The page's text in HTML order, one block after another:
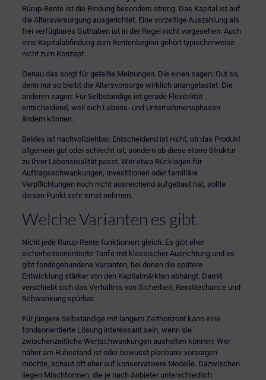
Rürup-Rente ist die Bindung besonders streng. Das Kapital ist auf
die Altersversorgung ausgerichtet. Eine vorzeitige Auszahlung als
frei verfügbares Guthaben ist in der Regel nicht vorgesehen. Auch
eine Kapitalabfindung zum Rentenbeginn gehört typischerweise
nicht zum Konzept.
Genau das sorgt für geteilte Meinungen. Die einen sagen: Gut so,
denn nur so bleibt die Altersvorsorge wirklich unangetastet. Die
anderen sagen: Für Selbständige ist gerade Flexibilität
entscheidend, weil sich Lebens- und Unternehmensphasen
ändern können.
Beides ist nachvollziehbar. Entscheidend ist nicht, ob das Produkt
allgemein gut oder schlecht ist, sondern ob diese starre Struktur
zu Ihrer Lebensrealität passt. Wer etwa Rücklagen für
Auftragsschwankungen, Investitionen oder familiäre
Verpflichtungen noch nicht ausreichend aufgebaut hat, sollte
diesen Punkt sehr ernst nehmen.
Welche Varianten es gibt
Nicht jede Rürup-Rente funktioniert gleich. Es gibt eher
sicherheitsorientierte Tarife mit klassischer Ausrichtung und es
gibt fondsgebundene Varianten, bei denen die spätere
Entwicklung stärker von den Kapitalmärkten abhängt. Damit
verschiebt sich das Verhältnis von Sicherheit, Renditechance und
Schwankung spürbar.
Für jüngere Selbständige mit langem Zeithorizont kann eine
fondsorientierte Lösung interessant sein, wenn sie
zwischenzeitliche Wertschwankungen aushalten können. Wer
näher am Ruhestand ist oder bewusst planbarer vorsorgen
möchte, schaut oft eher auf konservativere Modelle. Dazwischen
liegen Mischformen, die je nach Anbieter unterschiedlich